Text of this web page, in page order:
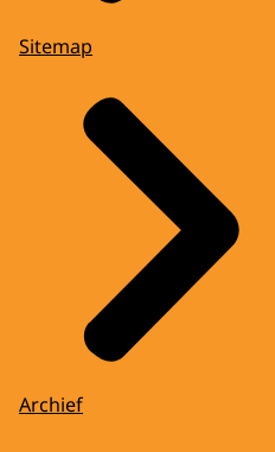
Sitemap
Archief